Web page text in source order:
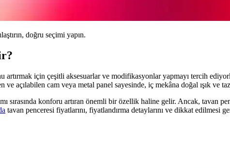
doğru seçimi yapın.
artırmak için çeşitli aksesuarlar ve modifikasyonlar yapmayı tercih
ve açılabilen cam veya metal panel sayesinde, iç mekâna doğal ışık ve
sırasında konforu artıran önemli bir özellik haline gelir. Ancak, tavan
tavan penceresi fiyatlarını, fiyatlandırma detaylarını ve dikkat edilmesi